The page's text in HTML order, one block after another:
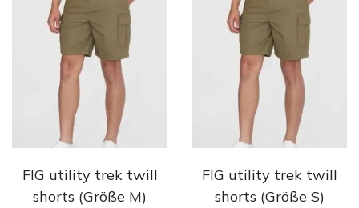
FIG utility trek twill
shorts (Größe M)
FIG utility trek twill
shorts (Größe S)